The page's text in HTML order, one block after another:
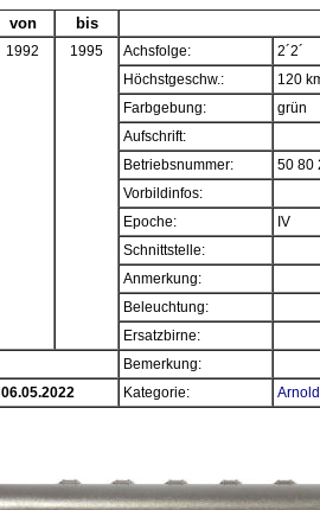
von bis
1992 1995 Achsfolge:
2´2´
Höchstgeschw.:
120
Farbgebung:
grün
Aufschrift:
Betriebsnummer:
50 80
Vorbildinfos:
Epoche:
IV
Schnittstelle:
Anmerkung:
Beleuchtung:
Ersatzbirne:
Bemerkung:
06.05.2022 Kategorie: